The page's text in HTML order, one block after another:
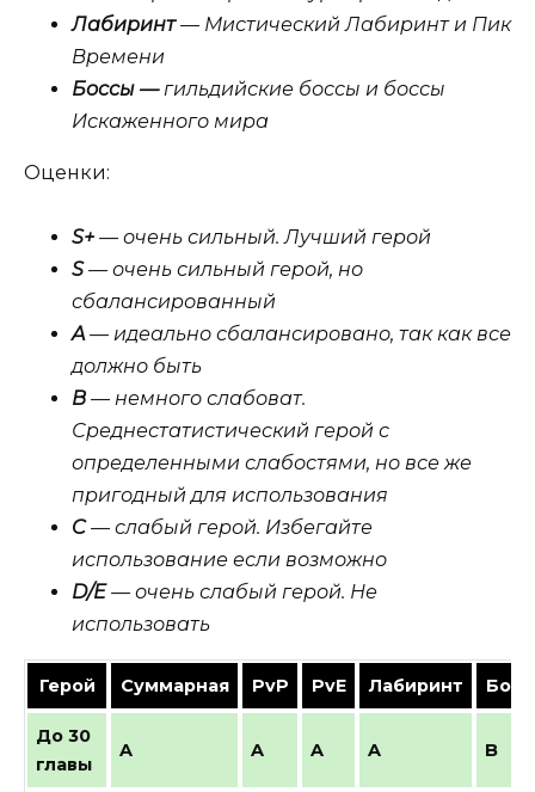
Лабиринт— Мистический Лабиринт и Пик
Времени
Боссы —гильдийские боссы и боссы
Искаженного мира
Оценки:
S+ — очень сильный. Лучший герой
S— очень сильный герой, но
сбалансированный
A— идеально сбалансировано, так как все
должно быть
B — немного слабоват.
Среднестатистический герой с
определенными слабостями, но все же
пригодный для использования
C— слабый герой. Избегайте
использование если возможно
D/E— очень слабый герой. Не
использовать
Герой Суммарная PvP PvE Лабиринт
До 30
главы
A A A A B